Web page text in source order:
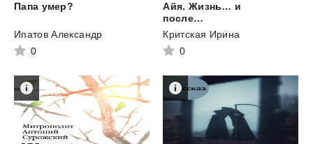
Папа умер?
Ипатов Александр
0
Айя. Жизнь… и
после…
Критская Ирина
0